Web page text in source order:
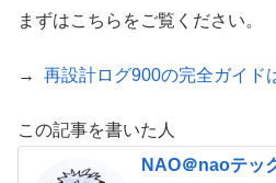
まずはこちらをご覧ください。
→ 再設計ログ900の完全ガイド
この記事を書いた人
NAO＠naoテッ